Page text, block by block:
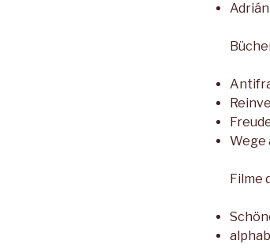
Wege
Filme